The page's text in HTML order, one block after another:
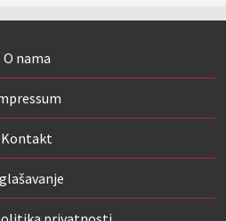
O nama
Kontakt